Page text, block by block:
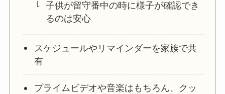
子供が留守番中の時に様子が確認でき
るのは安心
スケジュールやリマインダーを家族で共
有
プライムビデオや音楽はもちろん、クッ